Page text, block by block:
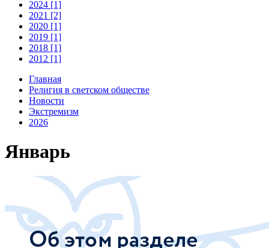
2024 [1]
2021 [2]
2020 [1]
2019 [1]
2018 [1]
2012 [1]
Главная
Религия в светском обществе
Новости
Экстремизм
2026
Январь